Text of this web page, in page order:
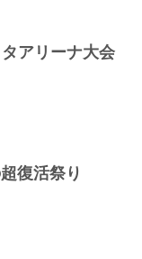
アリーナ大会
復活祭り